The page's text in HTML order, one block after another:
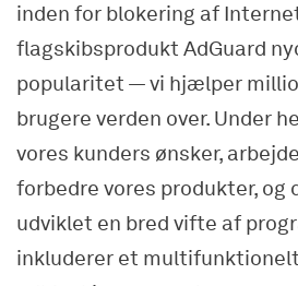
inden for blokering af
flagskibsprodukt AdGuard
popularitet — vi hjælper
brugere verden over. Under
vores kunders ønsker,
forbedre vores produkter, og
udviklet en bred vifte af
inkluderer et